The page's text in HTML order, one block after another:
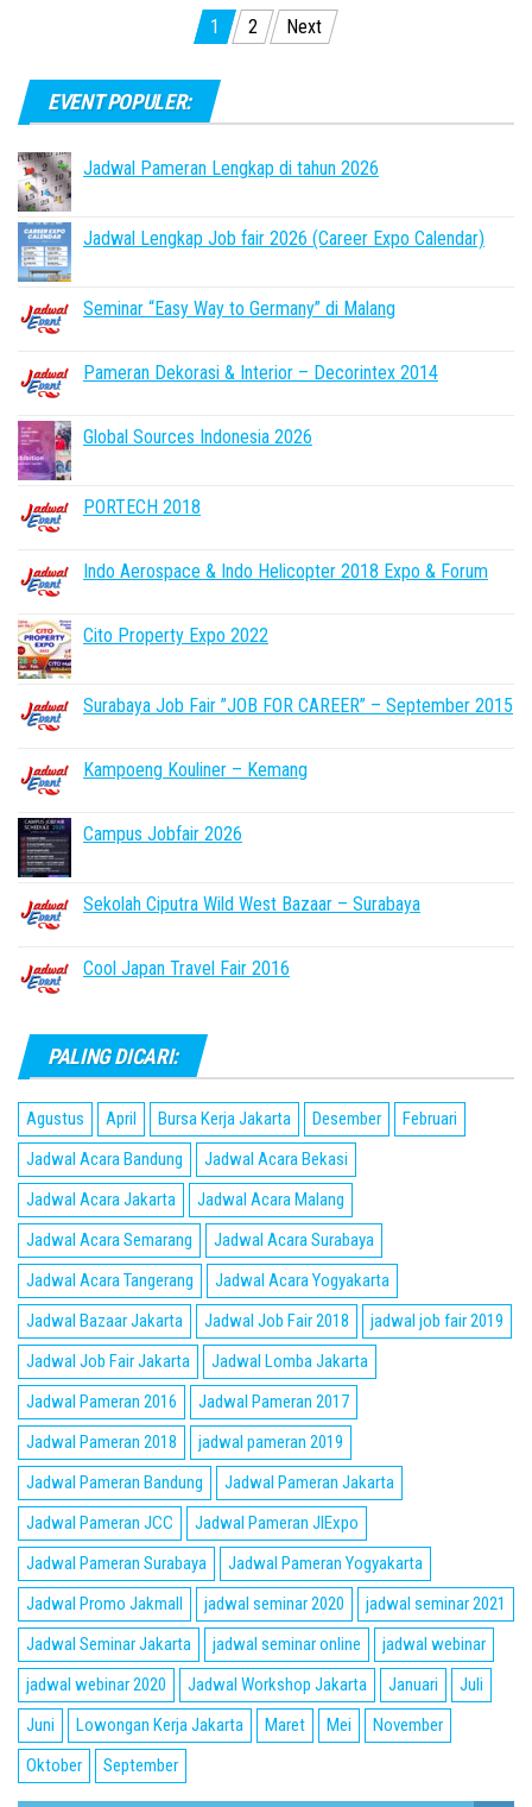
pagination
1 2 Next
EVENT POPULER:
Jadwal Pameran Lengkap di tahun 2026
Jadwal Lengkap Job fair 2026 (Career Expo Calendar)
Seminar “Easy Way to Germany” di Malang
Pameran Dekorasi & Interior – Decorintex 2014
Global Sources Indonesia 2026
PORTECH 2018
Indo Aerospace & Indo Helicopter 2018 Expo & Forum
Cito Property Expo 2022
Surabaya Job Fair ”JOB FOR CAREER” – September 2015
Kampoeng Kouliner – Kemang
Campus Jobfair 2026
Sekolah Ciputra Wild West Bazaar – Surabaya
Cool Japan Travel Fair 2016
PALING DICARI:
Agustus April Bursa Kerja Jakarta Desember
Februari
Jadwal Acara Bandung
Jadwal Acara Bekasi
Jadwal Acara Jakarta
Jadwal Acara Malang
Jadwal Acara Semarang
Jadwal Acara Surabaya
Jadwal Acara Tangerang
Jadwal Acara Yogyakarta
Jadwal Bazaar Jakarta
Jadwal Job Fair 2018
jadwal job fair 2019
Jadwal Job Fair Jakarta
Jadwal Lomba Jakarta
Jadwal Pameran 2016
Jadwal Pameran 2017
Jadwal Pameran 2018
jadwal pameran 2019
Jadwal Pameran Bandung
Jadwal Pameran Jakarta
Jadwal Pameran JCC
Jadwal Pameran JIExpo
Jadwal Pameran Surabaya
Jadwal Pameran Yogyakarta
Jadwal Promo Jakmall
jadwal seminar 2020
jadwal seminar 2021
Jadwal Seminar Jakarta
jadwal seminar online
jadwal webinar
jadwal webinar 2020
Jadwal Workshop Jakarta Januari
Juli
Juni
Lowongan Kerja Jakarta Maret Mei
November
Oktober
September